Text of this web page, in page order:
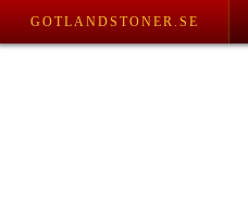
GOTLANDSTONER.SE